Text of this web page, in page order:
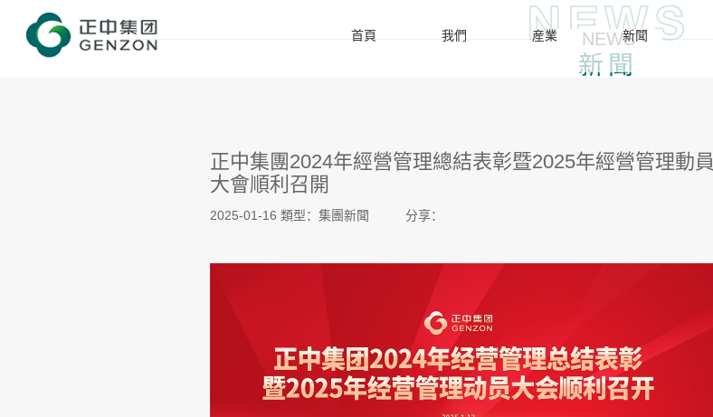
首頁 我們 産業 新聞
新聞
NEWS
正中集團2024年經營管理總結表彰暨2025年經營管理動員
大會順利召開
2025-01-16 類型：集團新聞 分享：